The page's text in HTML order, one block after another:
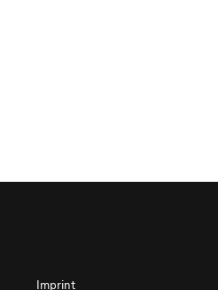
Imprint